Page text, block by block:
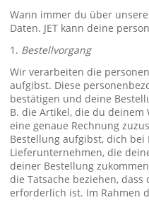
Wann immer du über
Daten. JET kann deine
1. Bestellvorgang
Wir verarbeiten die
aufgibst. Diese
bestätigen und deine
B. die Artikel, die du
eine genaue Rechnung
Bestellung aufgibst, dich
Lieferunternehmen, die
deiner Bestellung
die Tatsache beziehen,
erforderlich ist. Im Rahmen